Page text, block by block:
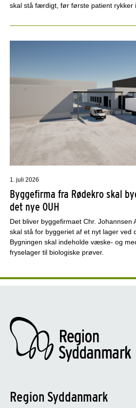
skal stå færdigt, før første patient rykker
1. juli 2026
Byggefirma fra Rødekro skal
det nye OUH
Det bliver byggefirmaet Chr. Johannsen
skal stå for byggeriet af et nyt lager ved
Bygningen skal indeholde væske- og
fryselager til biologiske prøver.
Region Syddanmark